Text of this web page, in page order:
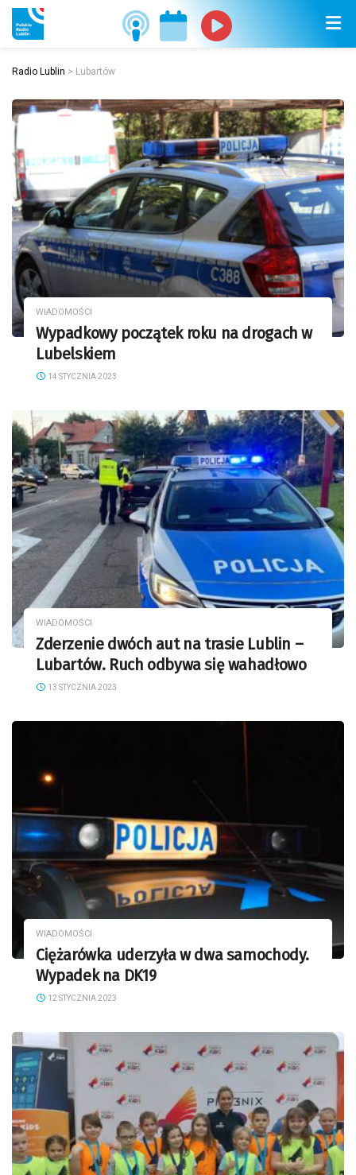
Radio Lublin > Lubartów
WIADOMOŚCI
Wypadkowy początek roku na drogach w
Lubelskiem
14 STYCZNIA 2023
WIADOMOŚCI
Zderzenie dwóch aut na trasie Lublin –
Lubartów. Ruch odbywa się wahadłowo
13 STYCZNIA 2023
WIADOMOŚCI
Ciężarówka uderzyła w dwa samochody.
Wypadek na DK19
12 STYCZNIA 2023